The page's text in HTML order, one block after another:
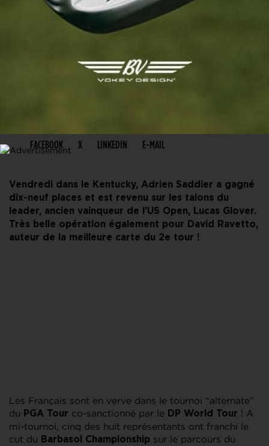
FACEBOOK X LINKEDIN E-MAIL
Vendredi dans le Kentucky, Adrien Saddier a gagné
dix-neuf places et est revenu sur les talons du
leader, ancien vainqueur de l’US Open, Lucas Glover.
Très belle opération également pour David Ravetto,
auteur de la meilleure carte du 2e tour !
Les Français sont en verve dans le tournoi “alternate”
du PGA Tour co-sanctionné par le DP World Tour ! A
mi-tournoi, cinq des huit représentants ont franchi le
cut du Barbasol Championship sur le parcours du